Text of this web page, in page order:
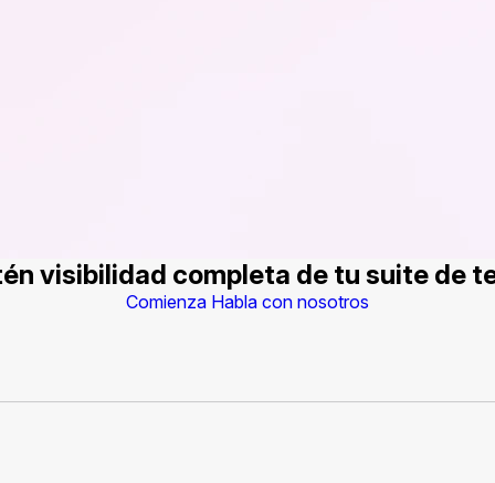
visibilidad completa de tu suite de
Comienza Habla con nosotros